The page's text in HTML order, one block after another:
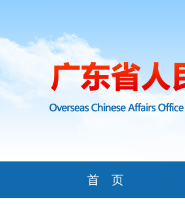
首 页